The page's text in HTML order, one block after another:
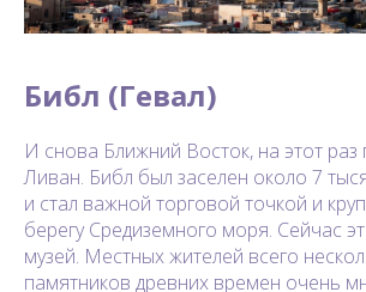
Библ (Гевал)
И снова Ближний Восток, на этот
Ливан. Библ был заселен около 7
и стал важной торговой точкой и
берегу Средиземного моря. Сейчас
музей. Местных жителей всего
памятников древних времен очень